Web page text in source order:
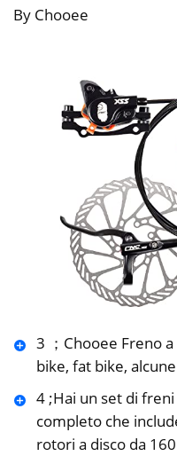
By Chooee
3 ；Chooee Freno
bike, fat bike,
4 ;Hai un set di
completo che
rotori a disco da